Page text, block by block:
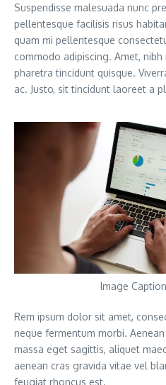
Suspendisse malesuada nunc
pellentesque facilisis risus
quam mi pellentesque
commodo adipiscing. Amet,
pharetra tincidunt quisque.
ac. Justo, sit tincidunt laoreet a
Image
Rem ipsum dolor sit amet,
neque fermentum morbi.
massa eget sagittis, aliquet
aenean cras gravida vitae vel
feugiat rhoncus est.